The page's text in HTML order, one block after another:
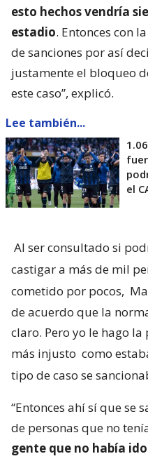
esto hechos vendría
estadio. Entonces con
de sanciones por así
justamente el bloqueo
este caso”, explicó.
Lee también...
el
Al ser consultado si
castigar a más de mil
cometido por pocos,
de acuerdo que la
claro. Pero yo le hago
más injusto como
tipo de caso se
“Entonces ahí sí que se
de personas que no
gente que no había